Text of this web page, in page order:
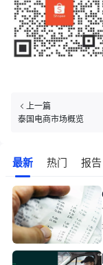
上一篇
泰国电商市场概览
最新 热门 报告